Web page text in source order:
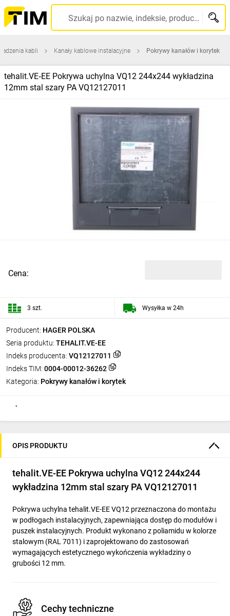
Szukaj po nazwie, indeksie, producencie, kodzie kreskowym...
kabli Kanały kablowe instalacyjne Pokrywy kanałów i korytek
tehalit.VE‑EE Pokrywa uchylna VQ12 244x244 wykładzina
12mm stal szary PA VQ12127011
Producent: HAGER POLSKA
Seria produktu: TEHALIT.VE-EE
Indeks producenta: VQ12127011
Indeks TIM: 0004-00012-36262
Kategoria: Pokrywy kanałów i korytek
Cena:
3 szt. Wysyłka w 24h
OPIS PRODUKTU
tehalit.VE-EE Pokrywa uchylna VQ12 244x244
wykładzina 12mm stal szary PA VQ12127011
Pokrywa uchylna tehalit.VE-EE VQ12 przeznaczona do montażu
w podłogach instalacyjnych, zapewniająca dostęp do modułów i
puszek instalacyjnych. Produkt wykonano z poliamidu w kolorze
stalowym (RAL 7011) i zaprojektowano do zastosowań
wymagających estetycznego wykończenia wykładziny o
grubości 12 mm.
Cechy techniczne